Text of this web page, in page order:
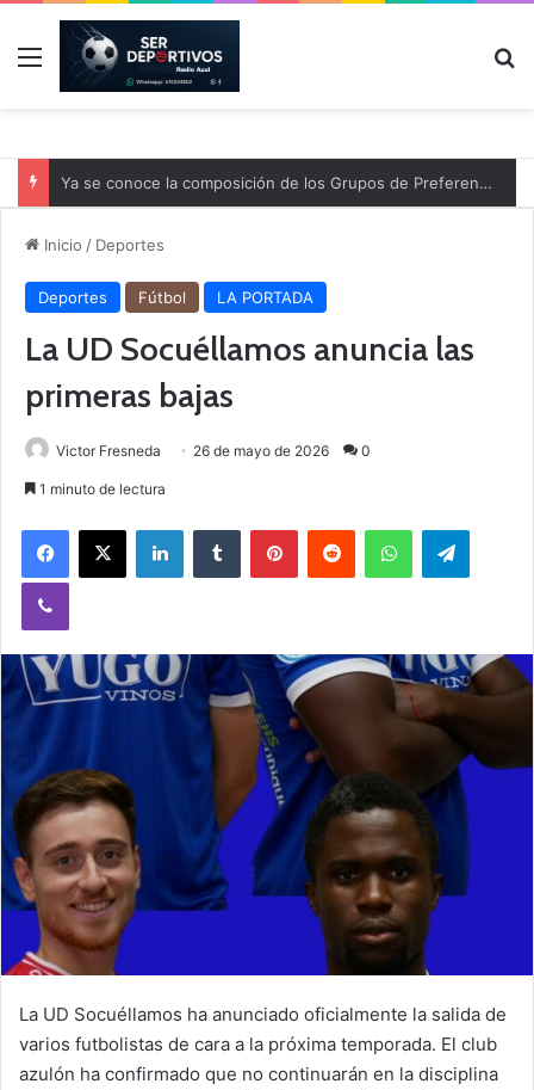
Menú
Ya se conoce la composición de los Grupos de Preferente y el calendario
Inicio / Deportes
Deportes Fútbol LA PORTADA
La UD Socuéllamos anuncia las
primeras bajas
Victor Fresneda 26 de mayo de 2026 0
1 minuto de lectura
La UD Socuéllamos ha anunciado oficialmente la salida de
varios futbolistas de cara a la próxima temporada. El club
azulón ha confirmado que no continuarán en la disciplina